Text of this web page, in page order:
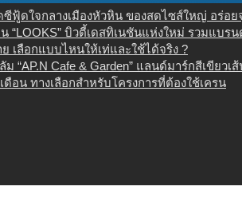
ซีฟู้ดใจกลางเมืองหัวหิน ของสดไซส์ใหญ่ อร่อย
“LOOKS” บิวตี้เดสทิเนชันแห่งใหม่ รวมแบร
เลือกแบบไหนให้เท่และใช้ได้จริง ?
ม “AP.N Cafe & Garden” แลนด์มาร์กสีเขีย
ดือน ทางเลือกสำหรับโครงการที่ต้องใช้เครน